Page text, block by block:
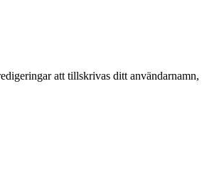
att tillskrivas ditt användarnamn,